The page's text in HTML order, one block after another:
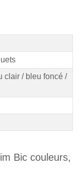
clair / bleu foncé /
Bic couleurs,